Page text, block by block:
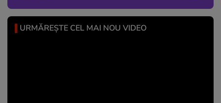
URMĂREȘTE CEL MAI NOU VIDEO